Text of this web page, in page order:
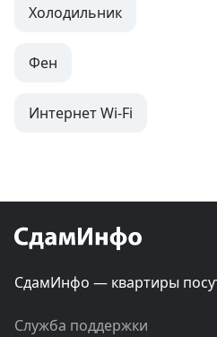
Холодильник
Фен
Интернет Wi-Fi
СдамИнфо — квартиры
Служба поддержки